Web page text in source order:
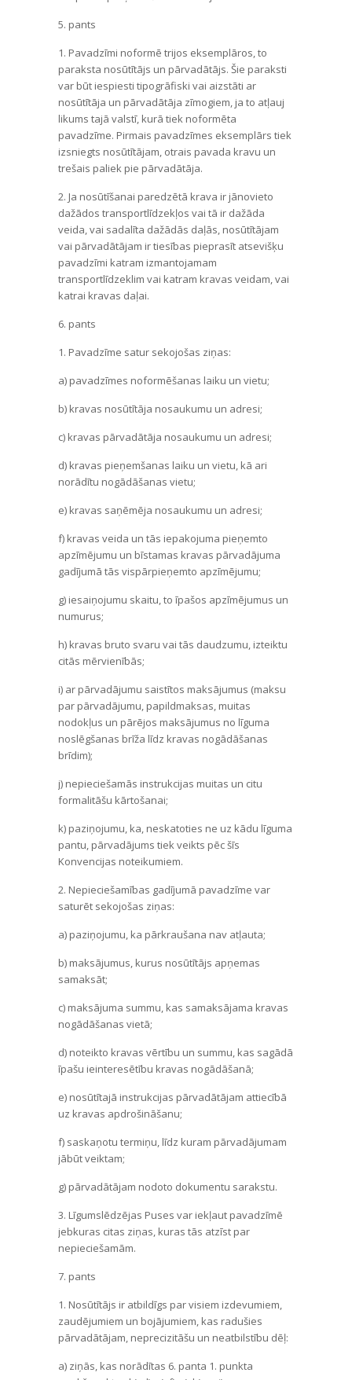
5. pants
1. Pavadzīmi noformē trijos eksemplāros, to
paraksta nosūtītājs un pārvadātājs. Šie paraksti
var būt iespiesti tipogrāfiski vai aizstāti ar
nosūtītāja un pārvadātāja zīmogiem, ja to atļauj
likums tajā valstī, kurā tiek noformēta
pavadzīme. Pirmais pavadzīmes eksemplārs tiek
izsniegts nosūtītājam, otrais pavada kravu un
trešais paliek pie pārvadātāja.
2. Ja nosūtīšanai paredzētā krava ir jānovieto
dažādos transportlīdzekļos vai tā ir dažāda
veida, vai sadalīta dažādās daļās, nosūtītājam
vai pārvadātājam ir tiesības pieprasīt atsevišķu
pavadzīmi katram izmantojamam
transportlīdzeklim vai katram kravas veidam, vai
katrai kravas daļai.
6. pants
1. Pavadzīme satur sekojošas ziņas:
a) pavadzīmes noformēšanas laiku un vietu;
b) kravas nosūtītāja nosaukumu un adresi;
c) kravas pārvadātāja nosaukumu un adresi;
d) kravas pieņemšanas laiku un vietu, kā ari
norādītu nogādāšanas vietu;
e) kravas saņēmēja nosaukumu un adresi;
f) kravas veida un tās iepakojuma pieņemto
apzīmējumu un bīstamas kravas pārvadājuma
gadījumā tās vispārpieņemto apzīmējumu;
g) iesaiņojumu skaitu, to īpašos apzīmējumus un
numurus;
h) kravas bruto svaru vai tās daudzumu, izteiktu
citās mērvienībās;
i) ar pārvadājumu saistītos maksājumus (maksu
par pārvadājumu, papildmaksas, muitas
nodokļus un pārējos maksājumus no līguma
noslēgšanas brīža līdz kravas nogādāšanas
brīdim);
j) nepieciešamās instrukcijas muitas un citu
formalitāšu kārtošanai;
k) paziņojumu, ka, neskatoties ne uz kādu līguma
pantu, pārvadājums tiek veikts pēc šīs
Konvencijas noteikumiem.
2. Nepieciešamības gadījumā pavadzīme var
saturēt sekojošas ziņas:
a) paziņojumu, ka pārkraušana nav atļauta;
b) maksājumus, kurus nosūtītājs apņemas
samaksāt;
c) maksājuma summu, kas samaksājama kravas
nogādāšanas vietā;
d) noteikto kravas vērtību un summu, kas sagādā
īpašu ieinteresētību kravas nogādāšanā;
e) nosūtītajā instrukcijas pārvadātājam attiecībā
uz kravas apdrošināšanu;
f) saskaņotu termiņu, līdz kuram pārvadājumam
jābūt veiktam;
g) pārvadātājam nodoto dokumentu sarakstu.
3. Līgumslēdzējas Puses var iekļaut pavadzīmē
jebkuras citas ziņas, kuras tās atzīst par
nepieciešamām.
7. pants
1. Nosūtītājs ir atbildīgs par visiem izdevumiem,
zaudējumiem un bojājumiem, kas radušies
pārvadātājam, neprecizitāšu un neatbilstību dēļ:
a) ziņās, kas norādītas 6. panta 1. punkta